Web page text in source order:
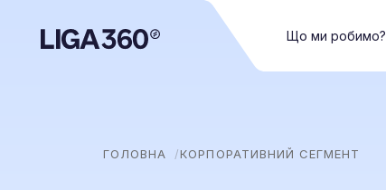
Що ми робимо?
ГОЛОВНА КОРПОРАТИВНИЙ СЕГМЕНТ